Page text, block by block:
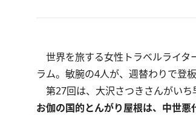
世界を旅する女性トラベルライタ
ラム。敏腕の4人が、週替わりで登板
第27回は、大沢さつきさんがいち
お伽の国的とんがり屋根は、中世悪